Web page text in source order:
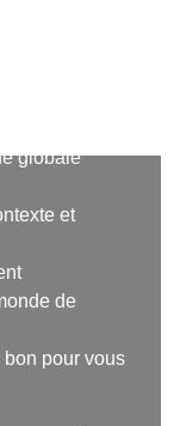
globale
et
de
pour vous